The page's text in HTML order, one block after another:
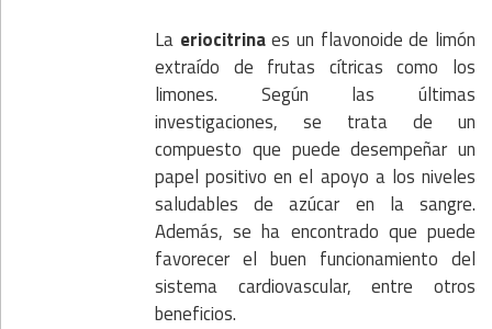
La eriocitrinaes un flavonoide de limón
extraído de frutas cítricas como los
limones. Según las últimas
investigaciones, se trata de un
compuesto que puede desempeñar un
papel positivo en el apoyo a los niveles
saludables de azúcar en la sangre.
Además, se ha encontrado que puede
favorecer el buen funcionamiento del
sistema cardiovascular, entre otros
beneficios.